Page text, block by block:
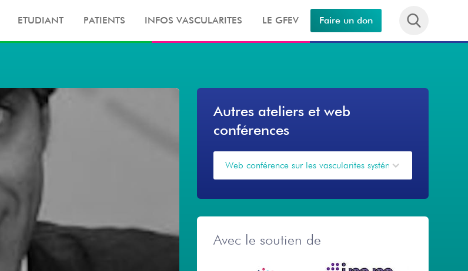
ETUDIANT PATIENTS INFOS VASCULARITES LE GFEV Faire un don
Autres ateliers et web
conférences
Web conférence sur les vascularites systémiques
Avec le soutien de